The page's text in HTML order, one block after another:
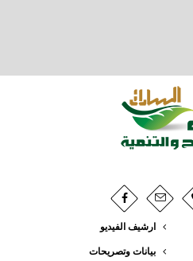
ارشيف الفيديو
بيانات وتصريحات